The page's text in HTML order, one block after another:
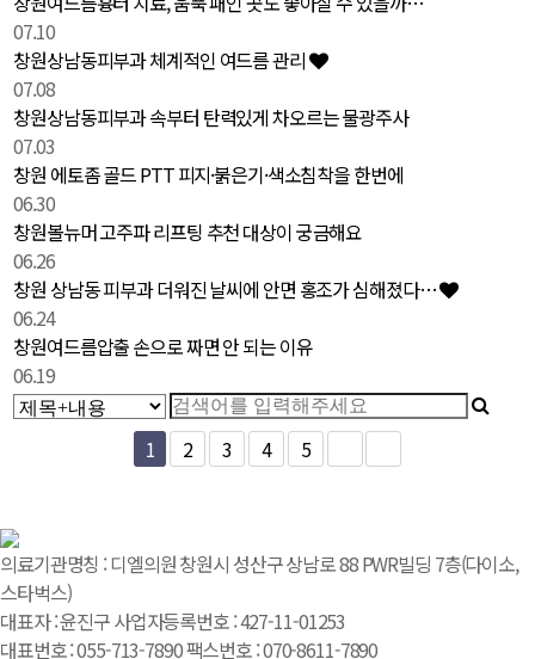
07.10
창원상남동피부과 체계적인 여드름 관리
07.08
창원상남동피부과 속부터 탄력있게 차오르는 물광주사
07.03
창원 에토좀 골드 PTT 피지·붉은기·색소침착을 한번에
06.30
창원볼뉴머 고주파 리프팅 추천 대상이 궁금해요
06.26
창원 상남동 피부과 더워진 날씨에 안면 홍조가 심해졌다…
06.24
창원여드름압출 손으로 짜면 안 되는 이유
06.19
1 2 3 4 5
의료기관명칭 : 디엘의원 창원시 성산구 상남로 88 PWR빌딩 7층(다이소,
스타벅스)
대표자 : 윤진구 사업자등록번호 : 427-11-01253
대표번호 : 055-713-7890 팩스번호 : 070-8611-7890